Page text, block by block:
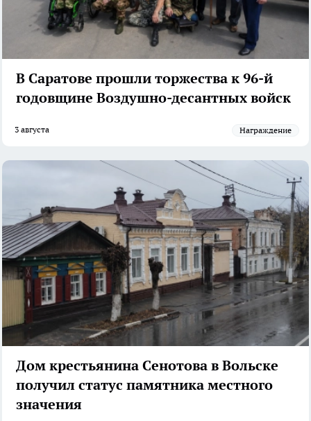
В Саратове прошли торжества к 96-й
годовщине Воздушно-десантных войск
3 августа Награждение
Дом крестьянина Сенотова в Вольске
получил статус памятника местного
значения